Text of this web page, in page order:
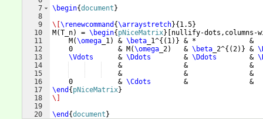
7
8
9
10
11
12
13
14
15
16
17
18
19
20
\begin{document }
\[ \renewcommand {\arraystretch}{ 1.5}
M (T_n) = \begin{ pNiceMatrix}
nullify-dots,columns-
    M
(\omega _1) & \beta _1^{( 1)} & *             &
    0           & M
(\omega _2)
   &
\beta _2^{(2)} &
\Vdots
      &
\Ddots
        &
\Ddots
        &
&               &               &
&               &               &
    0           &
\Cdots
&               &
\end { pNiceMatrix}
\]
\end {document }